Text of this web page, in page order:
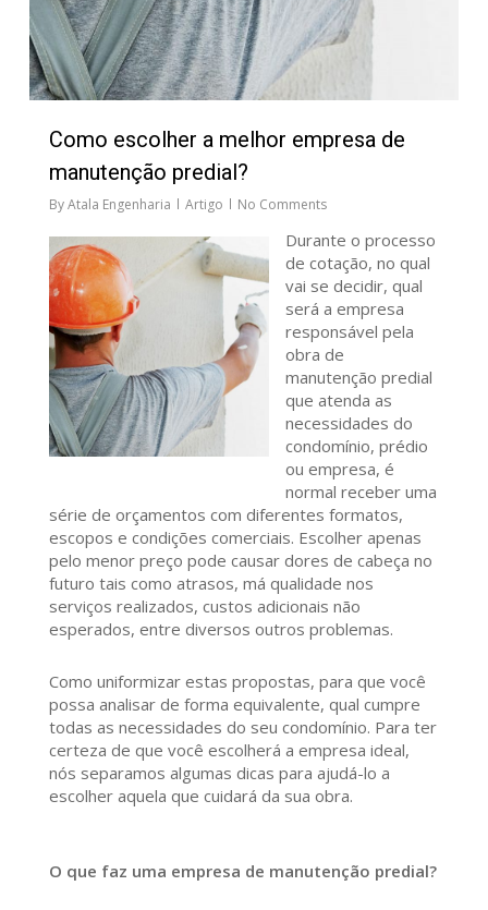
Como escolher a melhor empresa de
manutenção predial?
ByAtala Engenharia Artigo No Comments
Durante o processo
de cotação, no qual
vai se decidir, qual
será a empresa
responsável pela
obra de
manutenção predial
que atenda as
necessidades do
condomínio, prédio
ou empresa, é
normal receber uma
série de orçamentos com diferentes formatos,
escopos e condições comerciais. Escolher apenas
pelo menor preço pode causar dores de cabeça no
futuro tais como atrasos, má qualidade nos
serviços realizados, custos adicionais não
esperados, entre diversos outros problemas.
Como uniformizar estas propostas, para que você
possa analisar de forma equivalente, qual cumpre
todas as necessidades do seu condomínio. Para ter
certeza de que você escolherá a empresa ideal,
nós separamos algumas dicas para ajudá-lo a
escolher aquela que cuidará da sua obra.
O que faz uma empresa de manutenção predial?